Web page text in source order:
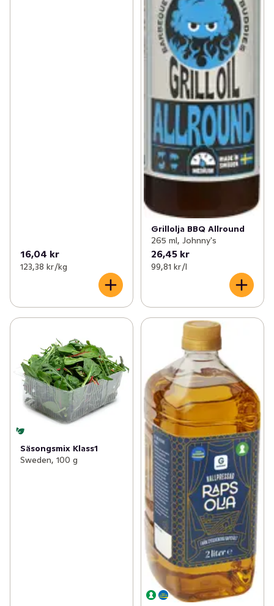
16,04 kr
123,38 kr /kg
Grillolja BBQ Allround
265 ml, Johnny's
26,45 kr
99,81 kr /l
Säsongsmix Klass1
Sweden, 100 g